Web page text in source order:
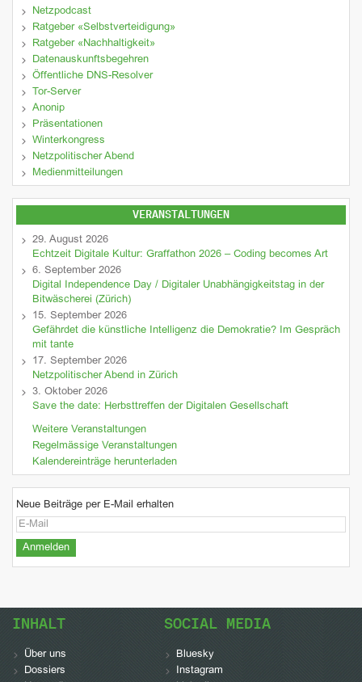
Netzpodcast
Ratgeber «Selbstverteidigung»
Ratgeber «Nachhaltigkeit»
Datenauskunftsbegehren
Öffentliche DNS-Resolver
Tor-Server
Anonip
Präsentationen
Winterkongress
Netzpolitischer Abend
Medienmitteilungen
VERANSTALTUNGEN
29. August 2026
Echtzeit Digitale Kultur: Graffathon 2026 – Coding becomes Art
6. September 2026
Digital Independence Day / Digitaler Unabhängigkeitstag in der
Bitwäscherei (Zürich)
15. September 2026
Gefährdet die künstliche Intelligenz die Demokratie? Im Gespräch
mit tante
17. September 2026
Netzpolitischer Abend in Zürich
3. Oktober 2026
Save the date: Herbsttreffen der Digitalen Gesellschaft
Weitere Veranstaltungen
Regelmässige Veranstaltungen
Kalendereinträge herunterladen
Neue Beiträge per E-Mail erhalten
INHALT
Über uns
Dossiers
SOCIAL MEDIA
Bluesky
Instagram